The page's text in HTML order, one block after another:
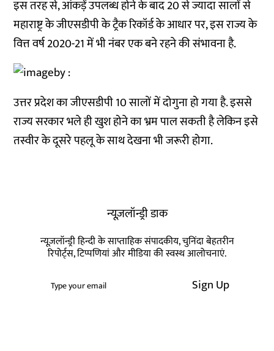
इस तरह से, आंकड़ें उपलब्ध होने के बाद 20 से ज्यादा सालों से
महाराष्ट्र के जीएसडीपी के ट्रैक रिकॉर्ड के आधार पर, इस राज्य के
वित्त वर्ष 2020-21 में भी नंबर एक बने रहने की संभावना है.
उत्तर प्रदेश का जीएसडीपी 10 सालों में दोगुना हो गया है. इससे
राज्य सरकार भले ही खुश होने का भ्रम पाल सकती है लेकिन इसे
तस्वीर के दूसरे पहलू के साथ देखना भी जरूरी होगा.
न्यूज़लॉन्ड्री डाक
न्यूज़लॉन्ड्री हिन्दी के साप्ताहिक संपादकीय, चुनिंदा बेहतरीन
रिपोर्ट्स, टिप्पणियां और मीडिया की स्वस्थ आलोचनाएं.
Sign Up